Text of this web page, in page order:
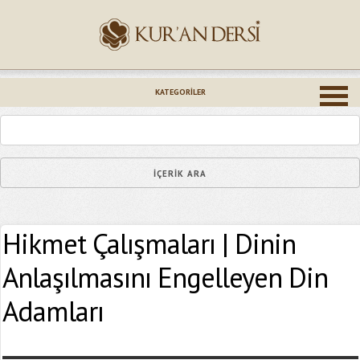
KATEGORILER
Hikmet Çalışmaları | Dinin
Anlaşılmasını Engelleyen Din
Adamları
Epostanız (*)
Yaşadığınız Hatanın Ayrıntıları